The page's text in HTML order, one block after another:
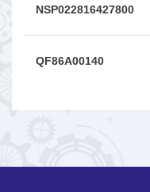
NSP022816427800
QF86A00140